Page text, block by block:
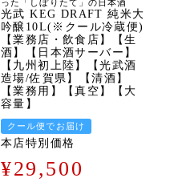
った「しぼりたて」の日本酒
光武 KEG DRAFT 純米大
吟醸10L(※クール冷蔵便)
【業務店・飲食店】【生
酒】【日本酒サーバー】
【九州初上陸】【光武酒
造場/佐賀県】【清酒】
【業務用】【真空】【大
容量】
クール便でお届け
本店特別価格
¥29,500